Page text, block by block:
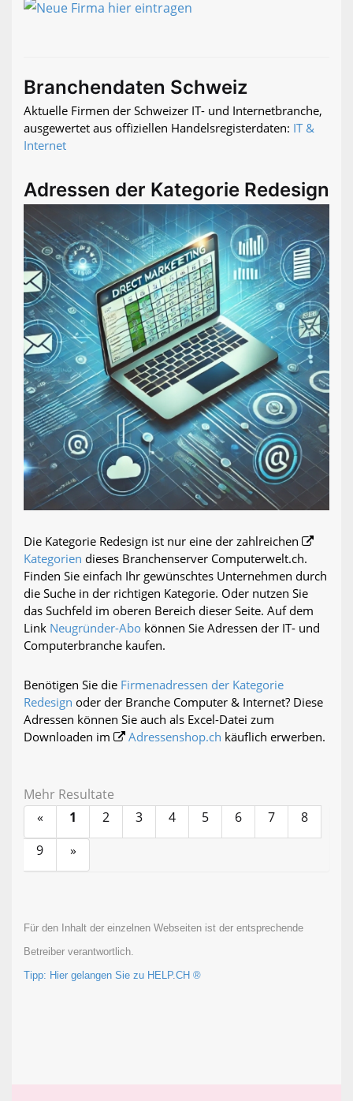
Branchendaten Schweiz
Aktuelle Firmen der Schweizer IT- und Internetbranche,
ausgewertet aus offiziellen Handelsregisterdaten: IT &
Internet
Adressen der Kategorie Redesign
Die Kategorie Redesign ist nur eine der zahlreichen
Kategorien dieses Branchenserver Computerwelt.ch.
Finden Sie einfach Ihr gewünschtes Unternehmen durch
die Suche in der richtigen Kategorie. Oder nutzen Sie
das Suchfeld im oberen Bereich dieser Seite. Auf dem
Link Neugründer-Abo können Sie Adressen der IT- und
Computerbranche kaufen.
Benötigen Sie die Firmenadressen der Kategorie
Redesign oder der Branche Computer & Internet? Diese
Adressen können Sie auch als Excel-Datei zum
Downloaden im
Adressenshop.ch käuflich erwerben.
Mehr Resultate
«
1 2 3 4 5 6 7
8
9
»
Für den Inhalt der einzelnen Webseiten ist der entsprechende
Betreiber verantwortlich.
Tipp: Hier gelangen Sie zu HELP.CH ®